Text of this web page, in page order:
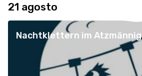
21 agosto
Nachtklettern im Atzmännig